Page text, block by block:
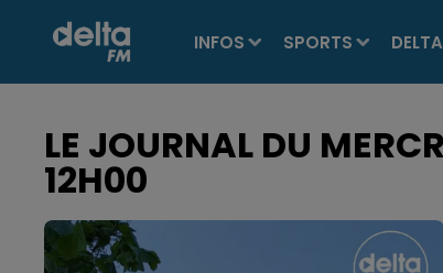
INFOS SPORTS
LE JOURNAL DU
12H00